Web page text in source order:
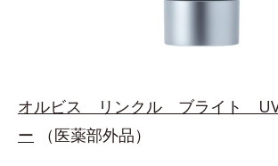
オルビス リンクル ブライト
ー （医薬部外品）